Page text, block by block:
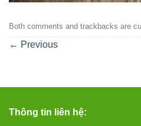
Both comments and trackbacks are
← Previous
Thông tin liên hệ: